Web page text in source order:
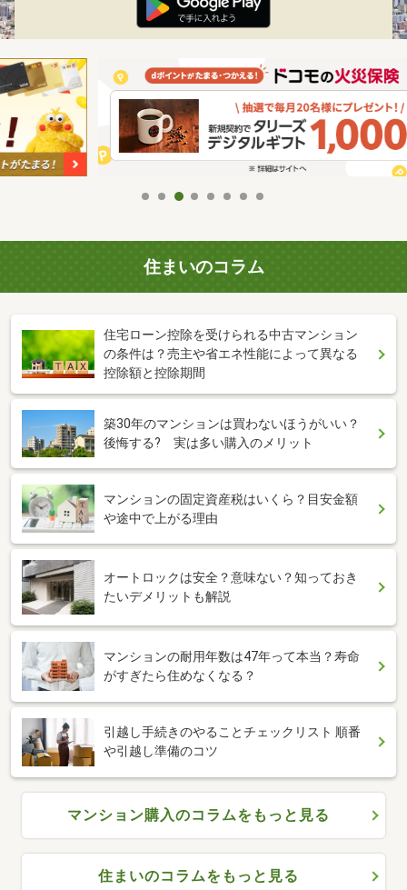
住まいのコラム
住宅ローン控除を受けられる中古マンション
の条件は？売主や省エネ性能によって異なる
控除額と控除期間
築30年のマンションは買わないほうがいい？
後悔する? 実は多い購入のメリット
マンションの固定資産税はいくら？目安金額
や途中で上がる理由
オートロックは安全？意味ない？知っておき
たいデメリットも解説
マンションの耐用年数は47年って本当？寿命
がすぎたら住めなくなる？
引越し手続きのやることチェックリスト 順番
や引越し準備のコツ
マンション購入のコラムをもっと見る
住まいのコラムをもっと見る